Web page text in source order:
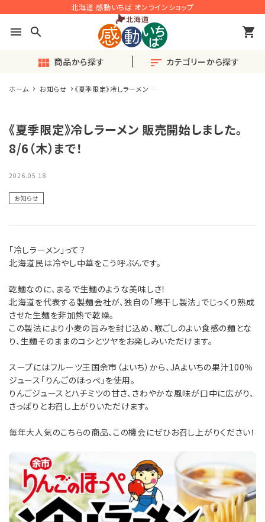
北海道 感動いちば オンラインショップ
menu search shopping_cart
view_module 商品から探す sort カテゴリーから探す
◎おすすめ◎旬の産直品
感動ギフト
セット商品
単品商品
感動いちばのこだわり
カンドーマガジン
簡単！おいしい♪楽うまレシピ
とついようこの「浜ばか♡の部屋」
お客様の声〈レビュー紹介〉
ご利用ガイド
会員登録
ポイントについて
ホーム お知らせ
《夏季限定》冷しラーメン 販
《夏季限定》冷しラーメン 販売開始しました。
8/6（木）まで！
2026.05.18
お知らせ
「冷しラーメン」って？
北海道民は冷やし中華をこう呼ぶんです。
乾麺なのに、まるで生麺のような美味しさ！
北海道を代表する製麺会社が、独自の「寒干し製法」でじっくり熟成
させた生麺を非加熱で乾燥。
この製法により小麦の旨みを封じ込め、喉ごしのよい食感の麺とな
り、生麺そのままのコシとツヤをお楽しみいただけます。
スープにはフルーツ王国余市（よいち）から、JAよいちの果汁100％
ジュース「りんごのほっぺ」を使用。
りんごジュースとハチミツの甘さ、さわやかな風味が口中に広がり、
さっぱりとお召し上がりいただけます。
毎年大人気のこちらの商品、この機会にぜひお召し上がりください！